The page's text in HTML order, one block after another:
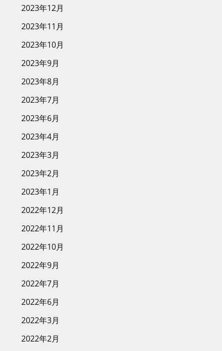
2023年12月
2023年11月
2023年10月
2023年9月
2023年8月
2023年7月
2023年6月
2023年4月
2023年3月
2023年2月
2023年1月
2022年12月
2022年11月
2022年10月
2022年9月
2022年7月
2022年6月
2022年3月
2022年2月